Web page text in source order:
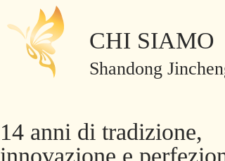
CHI SIAMO
Shandong
14 anni di tradizione,
innovazione e